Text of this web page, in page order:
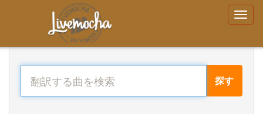
探す